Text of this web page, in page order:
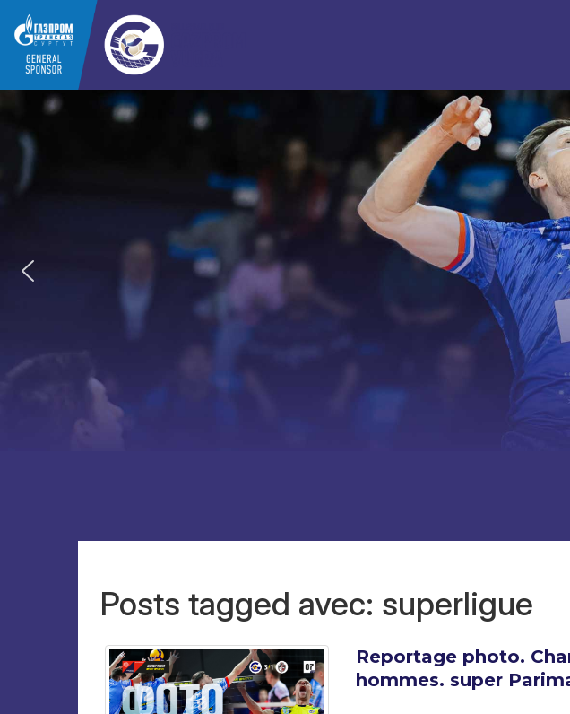
Posts tagged avec: superligue
Reportage photo.
hommes. super